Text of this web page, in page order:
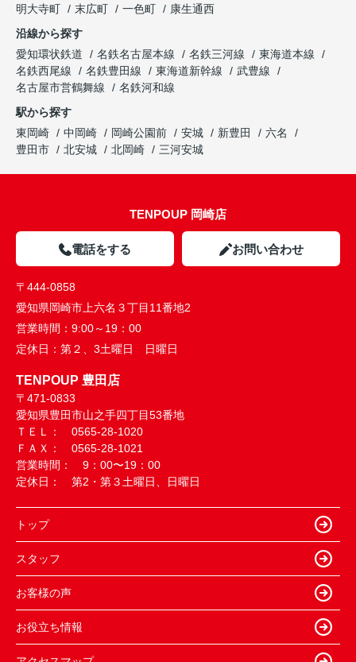
明大寺町
末広町 一色町
康生通西
沿線から探す
愛知環状鉄道
名鉄名古屋本線 名鉄三河線
東海道本線
名鉄西尾線
名鉄豊田線 東海道新幹線
武豊線
名古屋市営鶴舞線
名鉄河和線
駅から探す
東岡崎
中岡崎 岡崎公園前 安城 新豊田
六名
豊田市
北安城 北岡崎 三河安城
TENPOUP 岡崎店
電話をする お問い合わせ
〒444-0858
愛知県岡崎市上六名３丁目11番地2
営業時間： 9:00～19：00
定休日： 第２、3土曜日 日曜日
TENPOUP 豊田店
〒471-0833
愛知県豊田市山之手四丁目53番地
ＴＥＬ： 0565-28-1020
ＦＡＸ： 0565-28-1021
営業時間： 9：00〜19：00
定休日： 第2・第３土曜日、日曜日
トップ
スタッフ
お客様の声
お役立ち情報